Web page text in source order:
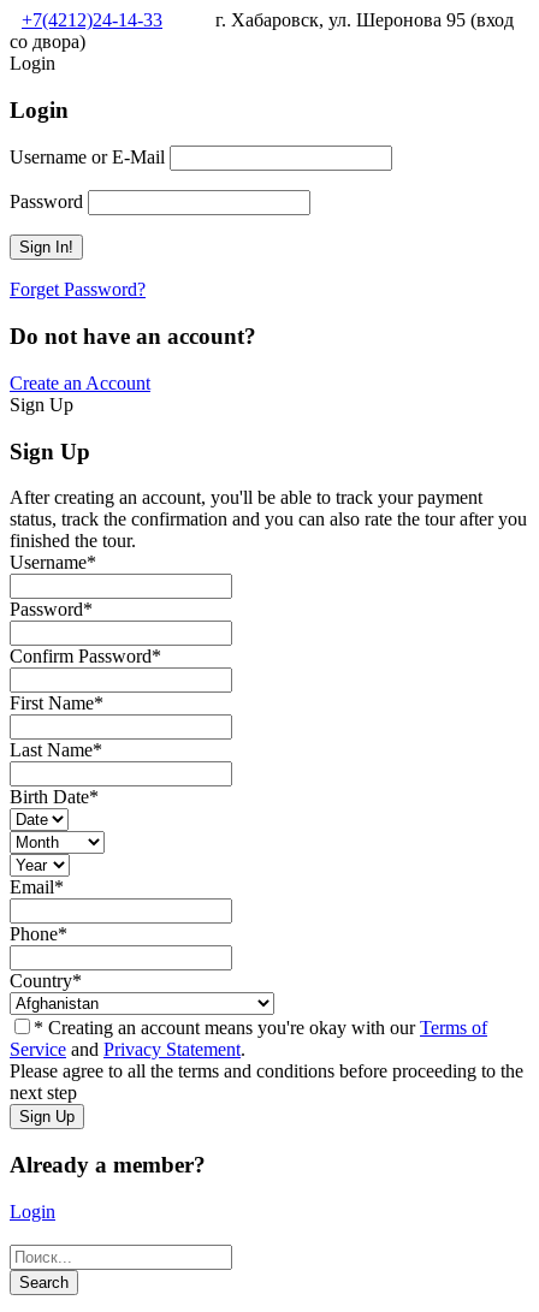
+7(4212)24-14-33
г. Хабаровск, ул. Шеронова 95 (вход
со двора)
Login
Login
Username or E-Mail
Password
Forget Password?
Do not have an account?
Create an Account
Sign Up
Sign Up
After creating an account, you'll be able to track your payment
status, track the confirmation and you can also rate the tour after you
finished the tour.
Username*
Password*
Confirm Password*
First Name*
Last Name*
Birth Date*
Email*
Phone*
Country*
* Creating an account means you're okay with ourTerms of
Service and Privacy Statement.
Please agree to all the terms and conditions before proceeding to the
next step
Already a member?
Login